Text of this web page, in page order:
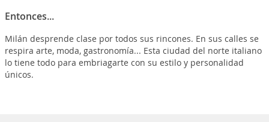
Entonces...
Milán desprende clase por todos sus rincones. En sus calles se
respira arte, moda, gastronomía... Esta ciudad del norte italiano
lo tiene todo para embriagarte con su estilo y personalidad
únicos.